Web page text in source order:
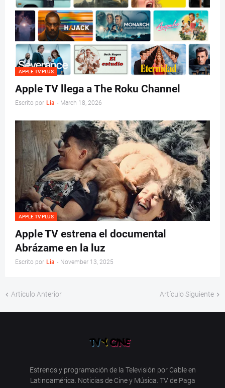
APPLE TV PLUS
Apple TV llega a The Roku Channel
Escrito por Lia - March 18, 2026
APPLE TV PLUS
Apple TV estrena el documental
Abrázame en la luz
Escrito por Lia - November 13, 2025
Artículo Anterior Artículo Siguiente
Estrenos y programación de la Televisión por Cable en
Latinoamérica. Noticias de Cine y Música. TV de Paga